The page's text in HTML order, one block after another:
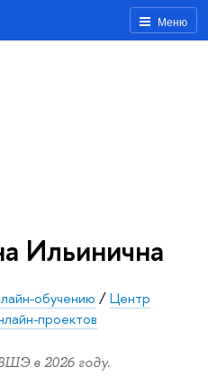
Меню
Ильинична
обучению /Центр
проектов
в 2026 году.